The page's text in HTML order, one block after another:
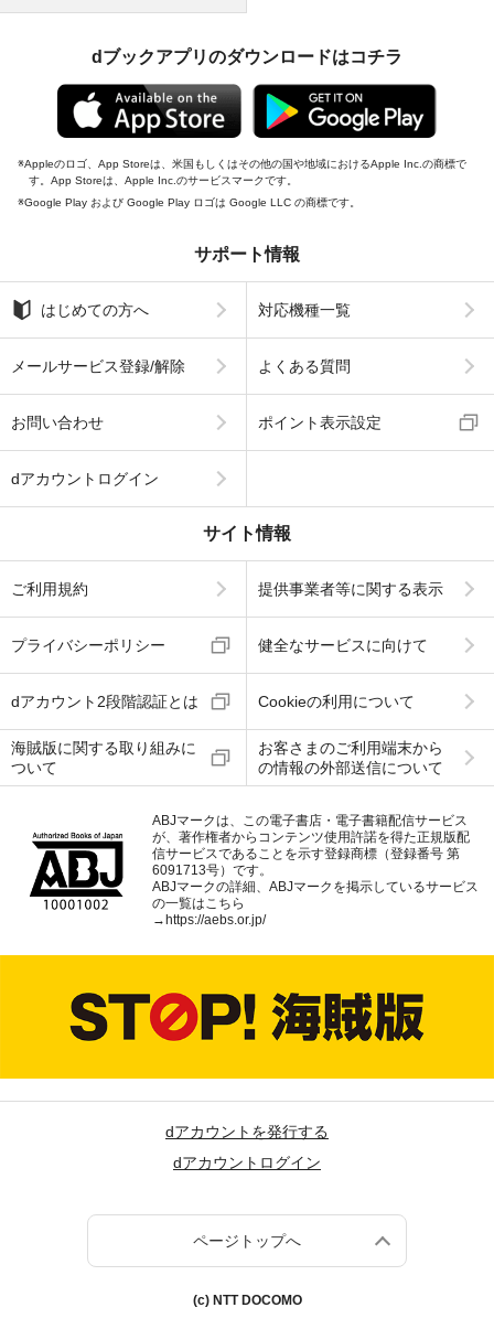
dブックアプリのダウンロードはコチラ
Appleのロゴ、App Storeは、米国もしくはその他の国や地域におけるApple Inc.の商標で
す。App Storeは、Apple Inc.のサービスマークです。
Google Play および Google Play ロゴは Google LLC の商標です。
サポート情報
はじめての方へ 対応機種一覧
メールサービス登録/解除 よくある質問
お問い合わせ ポイント表示設定
dアカウントログイン
サイト情報
ご利用規約 提供事業者等に関する表示
プライバシーポリシー 健全なサービスに向けて
dアカウント2段階認証とは Cookieの利用について
海賊版に関する取り組みに
ついて
お客さまのご利用端末から
の情報の外部送信について
ABJマークは、この電子書店・電子書籍配信サービス
が、著作権者からコンテンツ使用許諾を得た正規版配
信サービスであることを示す登録商標（登録番号 第
6091713号）です。
ABJマークの詳細、ABJマークを掲示しているサービス
の一覧はこちら
→ https://aebs.or.jp/
dアカウントを発行する
dアカウントログイン
ページトップへ
(c) NTT DOCOMO